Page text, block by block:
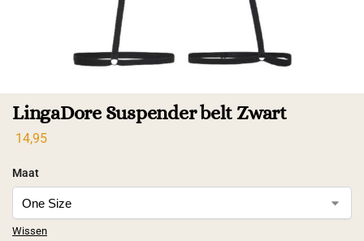
LingaDore Suspender belt Zwart
14,95
Maat
Wissen